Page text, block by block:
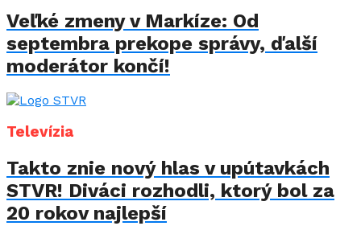
Veľké zmeny v Markíze: Od
septembra prekope správy, ďalší
moderátor končí!
Televízia
Takto znie nový hlas v upútavkách
STVR! Diváci rozhodli, ktorý bol za
20 rokov najlepší